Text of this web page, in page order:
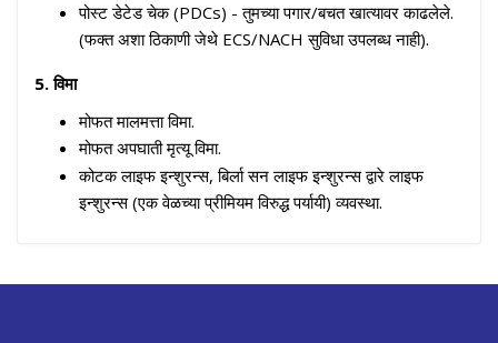
पोस्ट डेटेड चेक (PDCs) - तुमच्या पगार/बचत खात्यावर काढलेले.
(फक्त अशा ठिकाणी जेथे ECS/NACH सुविधा उपलब्ध नाही).
5. विमा
मोफत मालमत्ता विमा.
मोफत अपघाती मृत्यू विमा.
कोटक लाइफ इन्शुरन्स, बिर्ला सन लाइफ इन्शुरन्स द्वारे लाइफ
इन्शुरन्स (एक वेळच्या प्रीमियम विरुद्ध पर्यायी) व्यवस्था.